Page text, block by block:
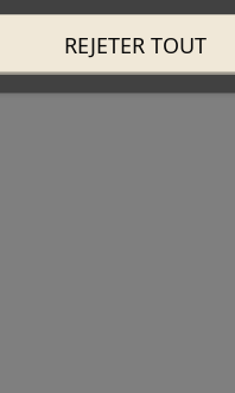
REJETER TOUT